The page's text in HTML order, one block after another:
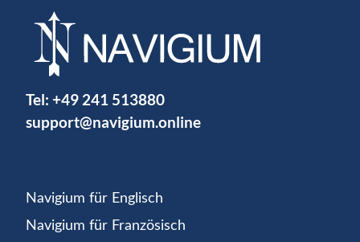
Tel: +49 241 513880
support@navigium.online
Navigium für Englisch
Navigium für Französisch